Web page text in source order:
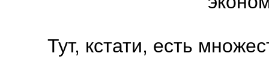
Тут, кстати, есть